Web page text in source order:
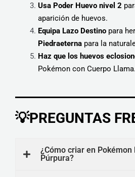
Usa Poder Huevo nivel 2
aparición de huevos.
Equipa Lazo Destino para
Piedraeterna para la
Haz que los huevos
Pokémon con Cuerpo Llama.
💡PREGUNTAS
¿Cómo criar en Pokémon
Púrpura?